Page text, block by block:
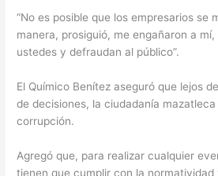
“No es posible que los empresarios se
manera, prosiguió, me engañaron a
ustedes y defraudan al público”.
El Químico Benítez aseguró que lejos
de decisiones, la ciudadanía
corrupción.
Agregó que, para realizar cualquier
tienen que cumplir con la normatividad